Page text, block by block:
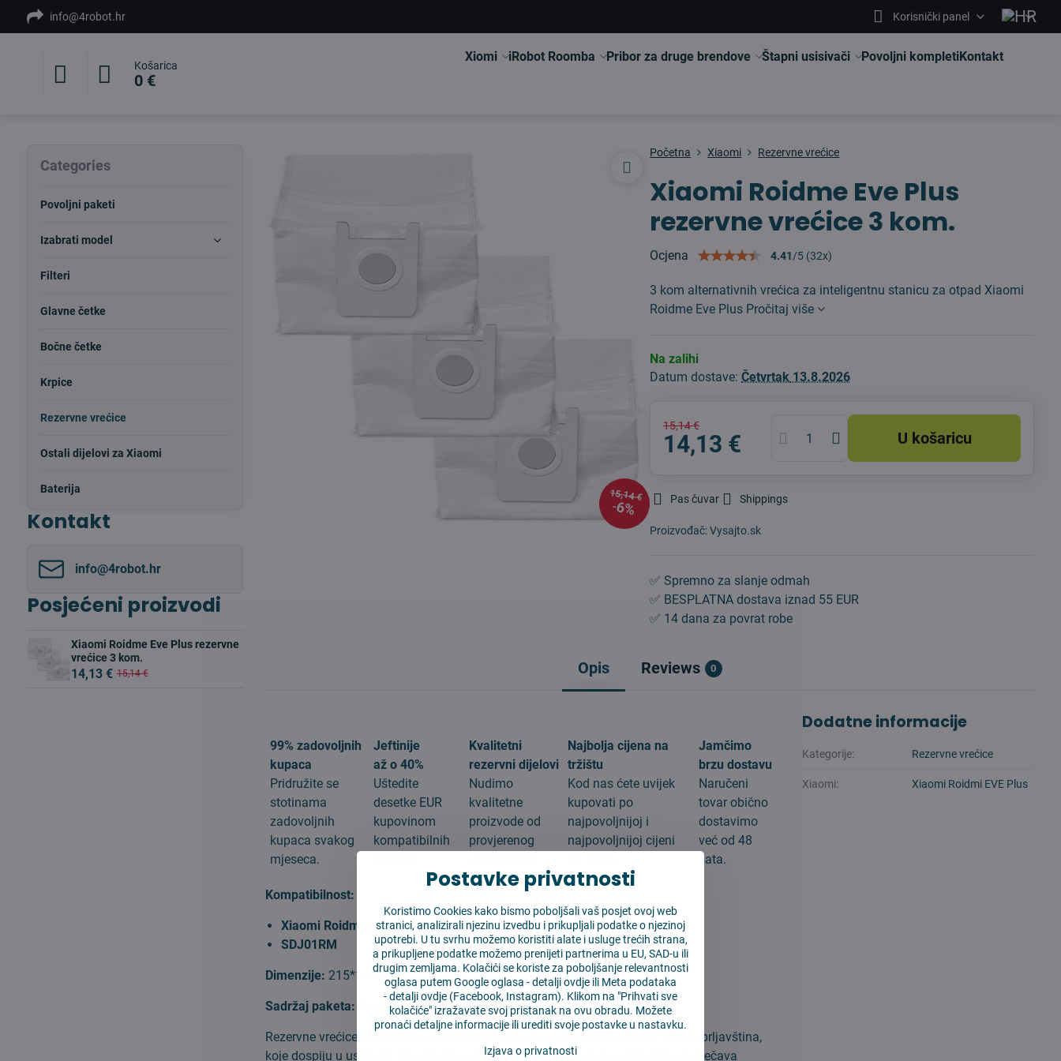
info@4robot.hr Korisnički panel
Košarica
0 €
Xiomi iRobot Roomba Pribor za druge brendove Štapni usisivači Povoljni kompletiKontakt
15,14 €
6%
Početna Xiaomi Rezervne vrećice
Xiaomi Roidme Eve Plus
rezervne vrećice 3 kom.
Ocjena 4.41/5 (32x)
3 kom alternativnih vrećica za inteligentnu stanicu za otpad Xiaomi
Roidme Eve Plus Pročitaj više
Na zalihi
Datum dostave:Četvrtak 13.8.2026
15,14 €
14,13 € U košaricu
Pas čuvar Shippings
Proizvođač:Vysajto.sk
✅ Spremno za slanje odmah
✅ BESPLATNA dostava iznad 55 EUR
✅ 14 dana za povrat robe
Opis Reviews 0
99% zadovoljnih
kupaca
Pridružite se
stotinama
zadovoljnih
kupaca svakog
mjeseca.
Jeftinije
až o 40%
Uštedite
desetke EUR
kupovinom
kompatibilnih
Kvalitetni
rezervni dijelovi
Nudimo
kvalitetne
proizvode od
provjerenog
Najbolja cijena na
tržištu
Kod nas ćete uvijek
kupovati po
najpovoljnijoj i
najpovoljnijoj cijeni
Jamčimo
brzu dostavu
Naručeni
tovar obično
dostavimo
već od 48
sata.
Kompatibilnost:
Xiaomi Roidme Eve Plus
SDJ01RM
Dimenzije: 215*180 mm
Sadržaj paketa: 3 kom
Rezervne vrećice za robotske usisivače Xiaomi mogu odfiltrirati više od 99,9 % prljavština,
koje dospiju u usisivač. To pomaže održavati ispravnu funkciju usisivača i spriječava
Dodatne informacije
Kategorije: Rezervne vrećice
Xiaomi: Xiaomi Roidmi EVE Plus
Categories
Povoljni paketi
Izabrati model
Filteri
Glavne četke
Bočne četke
Krpice
Rezervne vrećice
Ostali dijelovi za Xiaomi
Baterija
Kontakt
info​@4robot​.hr
Posjećeni proizvodi
Xiaomi Roidme Eve Plus rezervne
vrećice 3 kom.
14,13 € 15,14 €
Postavke privatnosti
Koristimo Cookies kako bismo poboljšali vaš posjet ovoj web
stranici, analizirali njezinu izvedbu i prikupljali podatke o njezinoj
upotrebi. U tu svrhu možemo koristiti alate i usluge trećih strana,
a prikupljene podatke možemo prenijeti partnerima u EU, SAD-u ili
drugim zemljama. Kolačići se koriste za poboljšanje relevantnosti
oglasa putem Google oglasa -detalji ovdje ili Meta podataka
-detalji ovdje (Facebook, Instagram). Klikom na "Prihvati sve
kolačiće" izražavate svoj pristanak na ovu obradu. Možete
pronaći detaljne informacije ili urediti svoje postavke u nastavku.
Izjava o privatnosti